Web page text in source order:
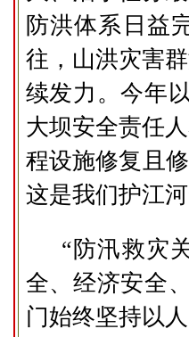
防洪体系日益
往，山洪灾害
续发力。今年
大坝安全责任
程设施修复且
这是我们护江
“防汛救灾
全、经济安全
门始终坚持以